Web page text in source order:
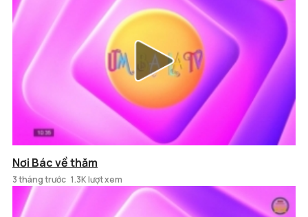
Nơi Bác về thăm
3 tháng trước 1.3K lượt xem